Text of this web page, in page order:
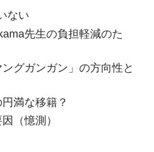
ない
先生の負担軽減のた
グガンガン」の方向性と
満な移籍？
（憶測）